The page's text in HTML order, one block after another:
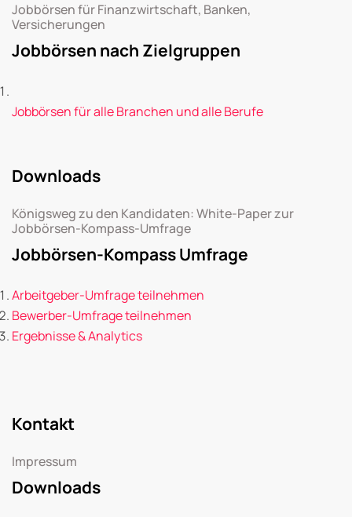
Jobbörsen für Finanzwirtschaft, Banken,
Versicherungen
Jobbörsen nach Zielgruppen
Jobbörsen für alle Branchen und alle Berufe
Downloads
Königsweg zu den Kandidaten: White-Paper zur
Jobbörsen-Kompass-Umfrage
Jobbörsen-Kompass Umfrage
Arbeitgeber-Umfrage teilnehmen
Bewerber-Umfrage teilnehmen
Ergebnisse & Analytics
Kontakt
Impressum
Downloads